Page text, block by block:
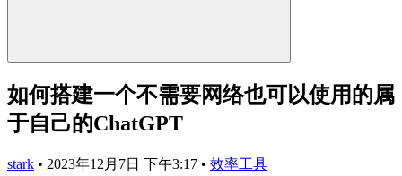
如何搭建一个不需要网络也可以使用的属
于自己的ChatGPT
stark • 2023年12月7日 下午3:17 • 效率工具